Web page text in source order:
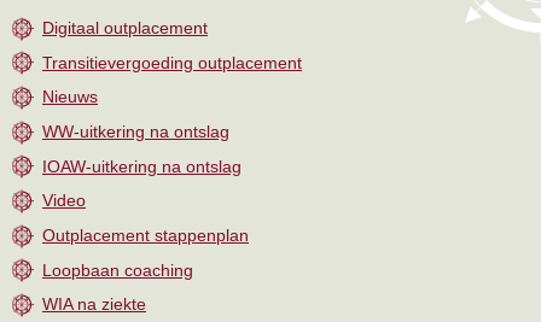
Digitaal outplacement
Transitievergoeding outplacement
Nieuws
WW-uitkering na ontslag
IOAW-uitkering na ontslag
Video
Outplacement stappenplan
Loopbaan coaching
WIA na ziekte